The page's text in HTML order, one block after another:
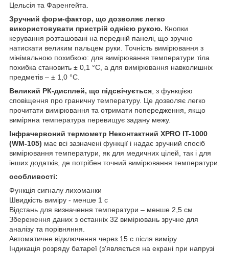
Цельсія та Фаренгейта.
Зручний форм-фактор, що дозволяє легко
використовувати пристрій однією рукою. Кнопки
керування розташовані на передній панелі, що зручно
натискати великим пальцем руки. Точність вимірювання з
мінімальною похибкою: для вимірювання температури тіла
похибка становить ± 0,1 °C, а для вимірювання навколишніх
предметів – ± 1,0 °C.
Великий РК-дисплей, що підсвічується , з функцією
сповіщення про граничну температуру. Це дозволяє легко
прочитати вимірювання та отримати попередження, якщо
виміряна температура перевищує задану межу.
Інфрачервоний термометр Неконтактний XPRO IT-1000
(WM-105) має всі зазначені функції і надає зручний спосіб
вимірювання температури, як для медичних цілей, так і для
інших додатків, де потрібен точний вимірювання температури.
особливості:
Функція сигналу лихоманки
Швидкість виміру - менше 1 с
Відстань для визначення температури – менше 2,5 см
Збереження даних з останніх 32 вимірювань зручне для
аналізу та порівняння.
Автоматичне відключення через 15 с після виміру
Індикація розряду батареї (з'являється на екрані при напрузі